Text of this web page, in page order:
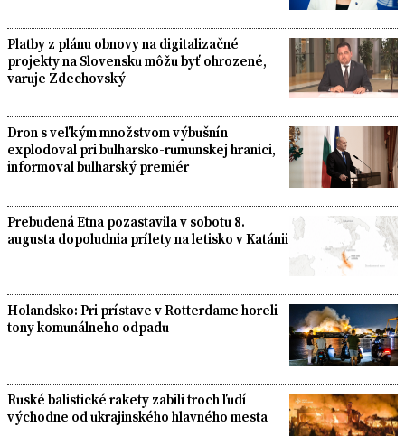
Platby z plánu obnovy na digitalizačné
projekty na Slovensku môžu byť ohrozené,
varuje Zdechovský
Dron s veľkým množstvom výbušnín
explodoval pri bulharsko-rumunskej hranici,
informoval bulharský premiér
Prebudená Etna pozastavila v sobotu 8.
augusta dopoludnia prílety na letisko v Katánii
Holandsko: Pri prístave v Rotterdame horeli
tony komunálneho odpadu
Ruské balistické rakety zabili troch ľudí
východne od ukrajinského hlavného mesta